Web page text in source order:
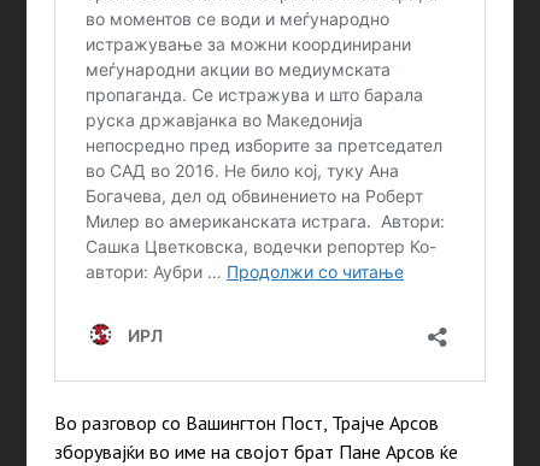
Во разговор со Вашингтон Пост, Трајче Арсов
зборувајќи во име на својот брат Пане Арсов ќе